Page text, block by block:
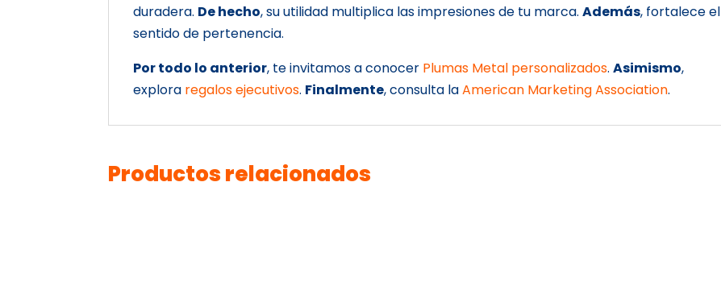
duradera. De hecho, su utilidad multiplica las impresiones de tu marca.Además, fortalece el
sentido de pertenencia.
Por todo lo anterior, te invitamos a conocer Plumas Metal personalizados.Asimismo,
explora regalos ejecutivos. Finalmente, consulta laAmerican Marketing Association.
Productos relacionados